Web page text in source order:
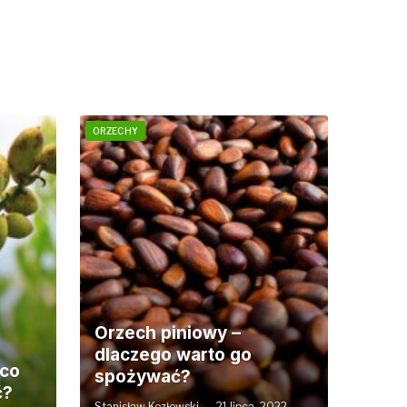
ORZECHY
Orzech piniowy –
dlaczego warto go
spożywać?